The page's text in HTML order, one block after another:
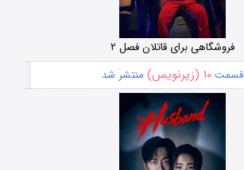
فروشگاهی برای قاتلان فصل ۲
قسمت۱۰ (زیرنویس) منتشر شد